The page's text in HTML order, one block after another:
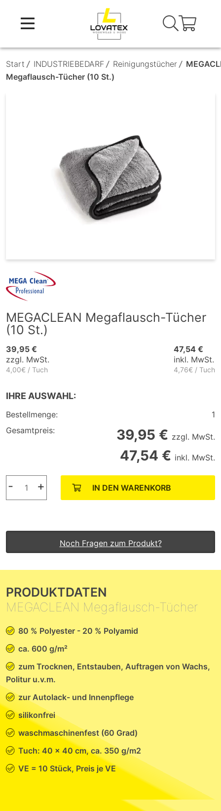
content
Start / INDUSTRIEBEDARF / Reinigungstücher /
Megaflausch-Tücher (10 St.)
MEGACLEAN Megaflausch-Tücher
(10 St.)
39,95 €
zzgl. MwSt.
4,00€ / Tuch
47,54 €
inkl. MwSt.
4,76€ / Tuch
IHRE AUSWAHL:
Bestellmenge:
1
Gesamtpreis:
39,95 € zzgl. MwSt.
47,54 € inkl. MwSt.
- + IN DEN WARENKORB
Noch Fragen zum Produkt?
PRODUKTDATEN
MEGACLEAN Megaflausch-Tücher
80 % Polyester - 20 % Polyamid
ca. 600 g/m²
zum Trocknen, Entstauben, Auftragen von Wachs,
Politur u.v.m.
zur Autolack- und Innenpflege
silikonfrei
waschmaschinenfest (60 Grad)
Tuch: 40 x 40 cm, ca. 350 g/m2
VE = 10 Stück, Preis je VE